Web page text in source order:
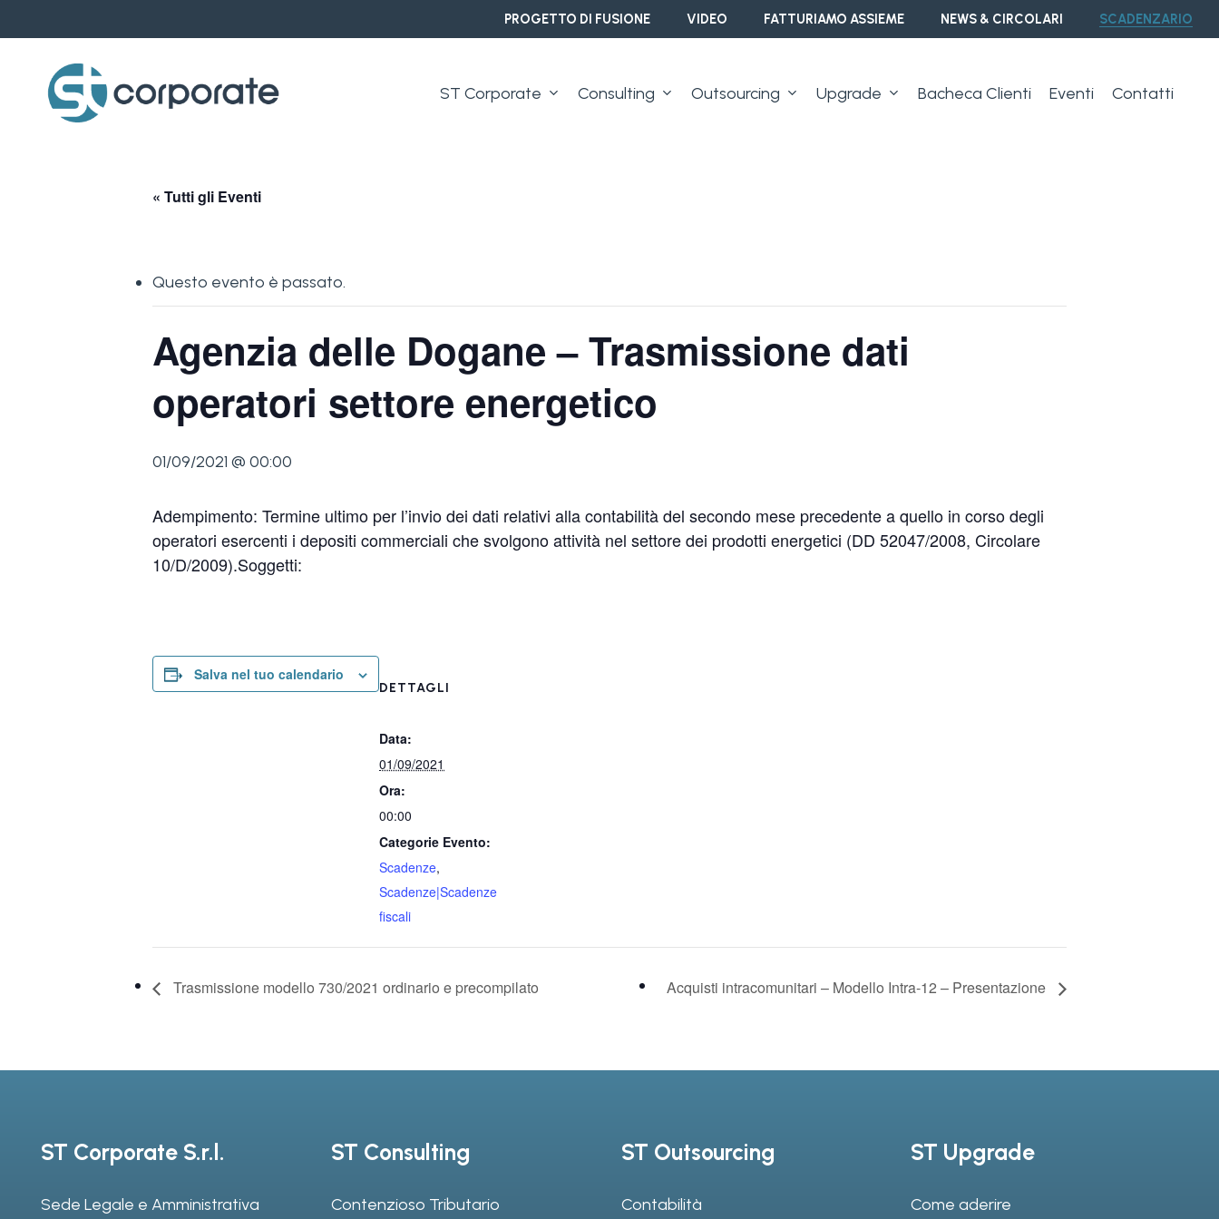
to
content
PROGETTO DI FUSIONE VIDEO FATTURIAMO ASSIEME NEWS & CIRCOLARI SCADENZARIO
ST Corporate Consulting Outsourcing Upgrade Bacheca Clienti Eventi Contatti
« Tutti gli Eventi
Questo evento è passato.
Agenzia delle Dogane – Trasmissione dati
operatori settore energetico
01/09/2021 @ 00:00
Adempimento: Termine ultimo per l’invio dei dati relativi alla contabilità del secondo mese precedente a quello in corso degli
operatori esercenti i depositi commerciali che svolgono attività nel settore dei prodotti energetici (DD 52047/2008, Circolare
10/D/2009).Soggetti:
Salva nel tuo calendario
DETTAGLI
Data:
01/09/2021
Ora:
00:00
Categorie Evento:
Scadenze,
Scadenze|Scadenze
fiscali
Trasmissione modello 730/2021 ordinario e precompilato Acquisti intracomunitari – Modello Intra-12 – Presentazione
ST Corporate S.r.l.
Sede Legale e Amministrativa
ST Consulting
Contenzioso Tributario
ST Outsourcing
Contabilità
ST Upgrade
Come aderire